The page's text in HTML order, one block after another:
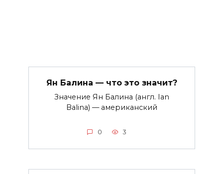
Ян Балина — что это значит?
Значение Ян Балина (англ. Ian
Balina) — американский
0 3